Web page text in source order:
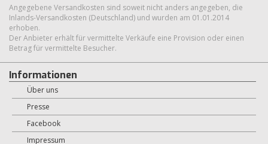
Angegebene Versandkosten sind soweit nicht anders angegeben, die
Inlands-Versandkosten (Deutschland) und wurden am 01.01.2014
erhoben.
Der Anbieter erhält für vermittelte Verkäufe eine Provision oder einen
Betrag für vermittelte Besucher.
Informationen
Über uns
Presse
Facebook
Impressum